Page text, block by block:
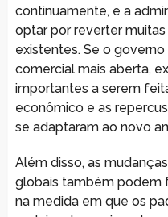
continuamente, e a
optar por reverter
existentes. Se o
comercial mais aberta,
importantes a serem
econômico e as
se adaptaram ao novo
Além disso, as
globais também podem
na medida em que os